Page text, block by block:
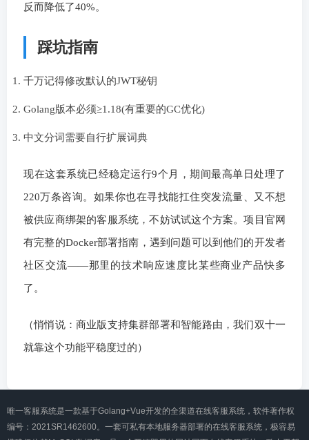
反而降低了40%。
踩坑指南
千万记得修改默认的JWT秘钥
Golang版本必须≥1.18(有重要的GC优化)
中文分词需要自行扩展词典
现在这套系统已经稳定运行9个月，期间最高单日处理了
220万条咨询。如果你也在寻找能扛住突发流量、又不想
被供应商绑架的客服系统，不妨试试这个方案。项目官网
有完整的Docker部署指南，遇到问题可以到他们的开发者
社区交流——那里的技术响应速度比某些商业产品快多
了。
（悄悄说：商业版支持集群部署和智能路由，我们双十一
就靠这个功能平稳度过的）
唯一客服系统是一款基于Golang+Vue开发的全渠道在线客服系统，软件著作权
编号：2021SR1462600。一套可私有本地服务器部署的在线客服系统，极容易